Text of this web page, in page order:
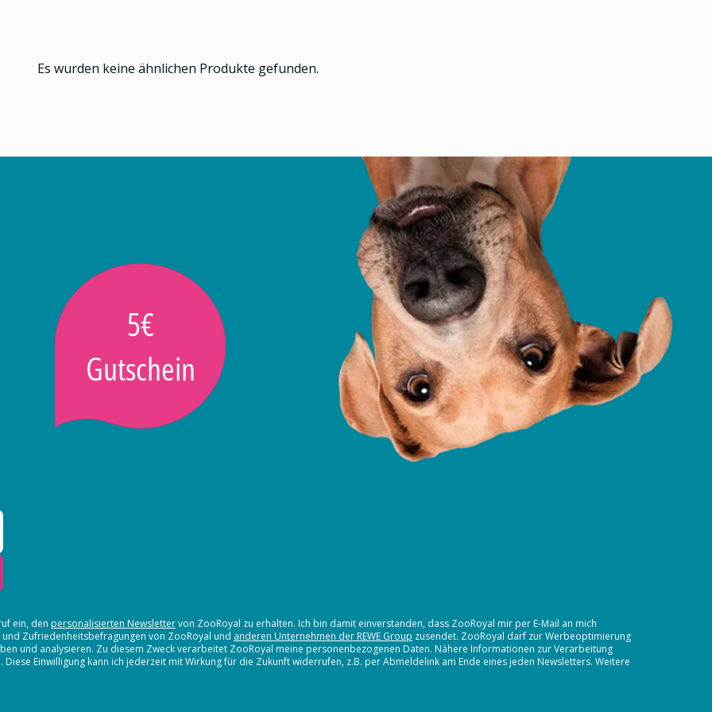
Es wurden keine ähnlichen Produkte gefunden.
5€
Gutschein
ein, den personalisierten Newslettervon ZooRoyal zu erhalten. Ich bin damit einverstanden, dass ZooRoyal mir per E-Mail an mich
Zufriedenheitsbefragungen von ZooRoyal und anderen Unternehmen der REWE Group zusendet. ZooRoyal darf zur Werbeoptimierung
und analysieren. Zu diesem Zweck verarbeitet ZooRoyal meine personenbezogenen Daten. Nähere Informationen zur Verarbeitung
Einwilligung kann ich jederzeit mit Wirkung für die Zukunft widerrufen, z.B. per Abmeldelink am Ende eines jeden Newsletters. Weitere